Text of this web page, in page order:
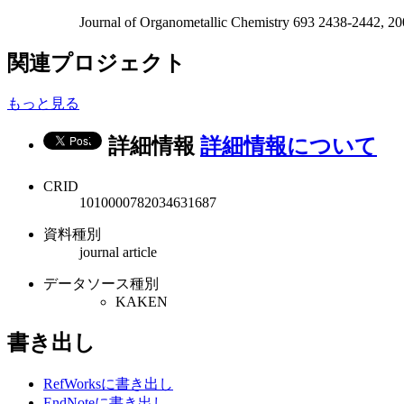
Journal of Organometallic Chemistry 693 2438-2442,
関連プロジェクト
もっと見る
詳細情報 詳細情報について
CRID
1010000782034631687
資料種別
journal article
データソース種別
KAKEN
書き出し
RefWorksに書き出し